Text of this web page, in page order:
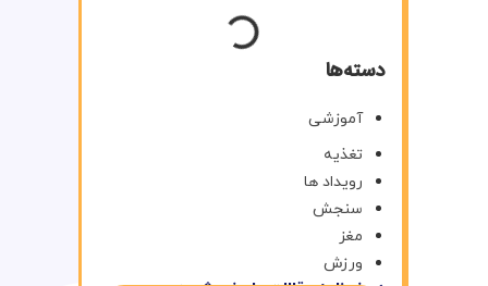
دسته‌ها
آموزشی
تغذیه
رویداد ها
سنجش
مغز
ورزش